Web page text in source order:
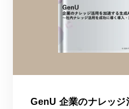
GenU 企業のナレッジ